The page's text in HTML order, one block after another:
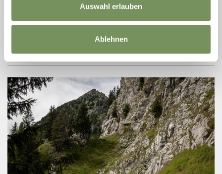
Auswahl erlauben
Ablehnen
Kletterer geeignet. Jede Begehung erfolgt auf eigene Gefahr. Der 550